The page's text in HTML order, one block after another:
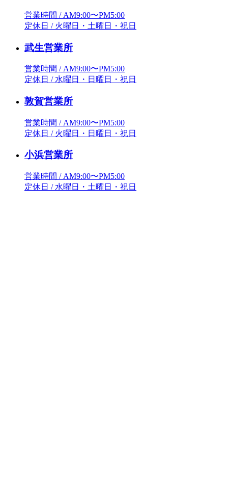
営業時間 / AM9:00〜PM5:00
定休日 / 火曜日・土曜日・祝日
武生営業所
営業時間 / AM9:00〜PM5:00
定休日 / 水曜日・日曜日・祝日
敦賀営業所
営業時間 / AM9:00〜PM5:00
定休日 / 火曜日・日曜日・祝日
小浜営業所
営業時間 / AM9:00〜PM5:00
定休日 / 水曜日・土曜日・祝日